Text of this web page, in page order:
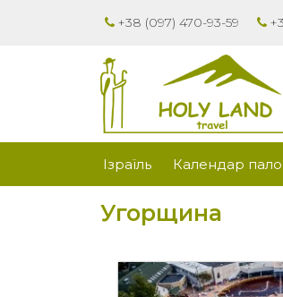
+38 (097) 470-93-59
Ізраїль Календар
Угорщина